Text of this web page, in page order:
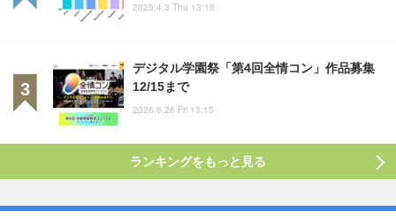
2025.4.3 Thu 13:15
デジタル学園祭「第4回全情コン」作品募集
12/15まで
2026.6.26 Fri 13:15
ランキングをもっと見る